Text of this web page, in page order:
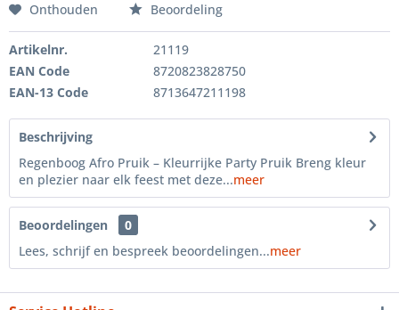
Onthouden Beoordeling
Artikelnr.
21119
EAN Code
8720823828750
EAN-13 Code
8713647211198
Beschrijving
Regenboog Afro Pruik – Kleurrijke Party Pruik Breng kleur
en plezier naar elk feest met deze...meer
Beoordelingen
0
Lees, schrijf en bespreek beoordelingen...meer